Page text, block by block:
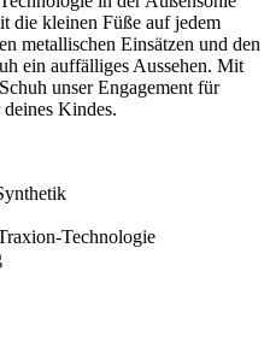
die kleinen Füße auf jedem
metallischen Einsätzen und den
ein auffälliges Aussehen. Mit
unser Engagement für
Kindes.
Technologie